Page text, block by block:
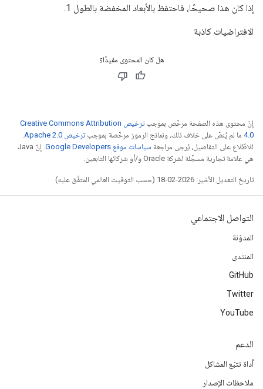
إذا كان هذا صحيحًا، فاحتفظ بالأبعاد المخفضة بالطول 1.
الافتراضيات كاذبة
هل كان المحتوى مفيدًا؟
إنّ محتوى هذه الصفحة مرخّص بموجب
ترخيص Creative Commons Attribution
4.0‏ ما لم يُنصّ على خلاف ذلك، ونماذج الرموز مرخّصة بموجبترخيص Apache 2.0‏
.
للاطّلاع على التفاصيل، يُرجى مراجعة سياسات موقع Google Developers‏
. إنّ Java
هي علامة تجارية مسجَّلة لشركة Oracle و/أو شركائها التابعين.
تاريخ التعديل الأخير: 2026-02-18 (حسب التوقيت العالمي المتفَّق عليه)
التواصل الاجتماعي
المدوّنة
المنتدى
GitHub
Twitter
YouTube
الدعم
أداة تتبّع المشاكل
ملاحظات الإصدار